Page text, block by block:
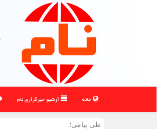
خانه آرشیو خبرگزاری نام
طی پیامی؛